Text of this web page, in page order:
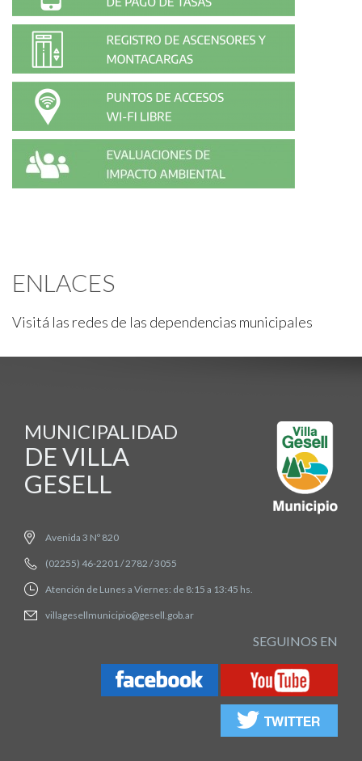
ENLACES
Visitá las redes de las dependencias municipales
MUNICIPALIDAD
DE VILLA
GESELL
Avenida 3 Nº 820
(02255) 46-2201 / 2782 / 3055
Atención de Lunes a Viernes: de 8:15 a 13:45 hs.
villagesellmunicipio@gesell.gob.ar
SEGUINOS EN